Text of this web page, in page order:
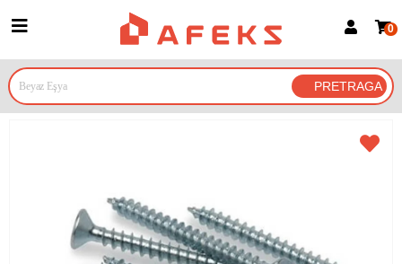
Prijava za članove
Prijavite se Google nalogom
0